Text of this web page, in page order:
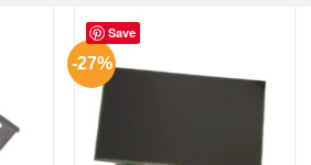
Save
-27%